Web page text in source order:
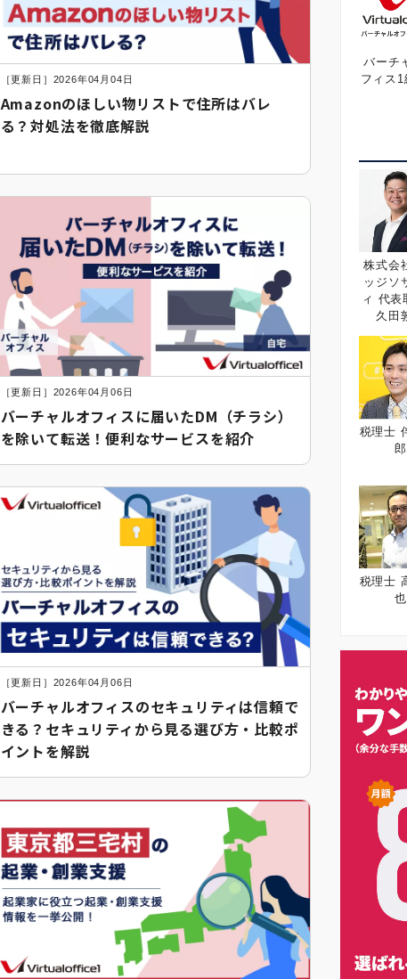
［更新日］2026年04月04日
Amazonのほしい物リストで住所はバレ
る？対処法を徹底解説
［更新日］2026年04月06日
バーチャルオフィスに届いたDM（チラシ）
を除いて転送！便利なサービスを紹介
［更新日］2026年04月06日
バーチャルオフィスのセキュリティは信頼で
きる？セキュリティから見る選び方・比較ポ
イントを解説
バーチ
フィス1
株式会
ッジソ
ィ 代表
久田
税理士
郎
税理士
也